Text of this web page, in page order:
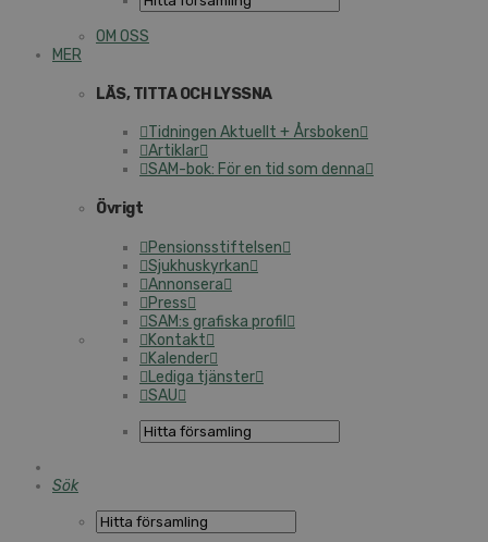
OM OSS
MER
LÄS, TITTA OCH LYSSNA
Tidningen Aktuellt + Årsboken
Artiklar
SAM-bok: För en tid som denna
Övrigt
Pensionsstiftelsen
Sjukhuskyrkan
Annonsera
Press
SAM:s grafiska profil
Kontakt
Kalender
Lediga tjänster
SAU
Sök